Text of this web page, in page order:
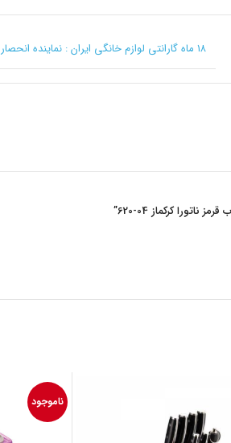
۱۸ ماه گارانتی لوازم خانگی ایران : نماینده انحصاری کرکماز در ایران
ناتورا کرکماز 620-04
”
ناموجود